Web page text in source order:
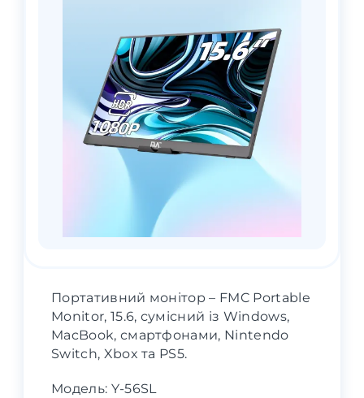
Портативний монітор – FMC Portable
Monitor, 15.6, сумісний із Windows,
MacBook, смартфонами, Nintendo
Switch, Xbox та PS5.
Модель: Y-56SL